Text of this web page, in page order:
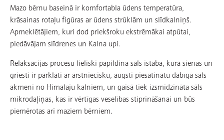
Mazo bērnu baseinā ir komfortabla ūdens temperatūra,
krāsainas rotaļu figūras ar ūdens strūklām un slīdkalniņš.
Apmeklētājiem, kuri dod priekšroku ekstrēmākai atpūtai,
piedāvājam slīdrenes un Kalna upi.
Relaksācijas procesu lieliski papildina sāls istaba, kurā sienas un
griesti ir pārklāti ar ārstniecisku, augsti piesātinātu dabīgā sāls
akmeni no Himalaju kalniem, un gaisā tiek izsmidzināta sāls
mikrodaļiņas, kas ir vērtīgas veselības stiprināšanai un būs
piemērotas arī maziem bērniem.